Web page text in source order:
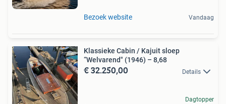
Bezoek website Vandaag
Klassieke Cabin / Kajuit sloep
“Welvarend" (1946) – 8,68
€ 32.250,00 Details
Dagtopper